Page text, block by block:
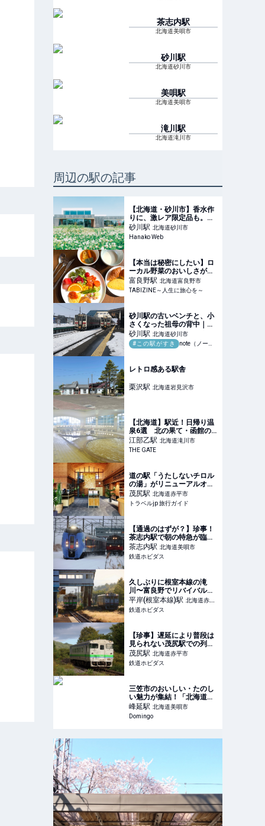
茶志内駅
北海道美唄市
砂川駅
北海道砂川市
美唄駅
北海道美唄市
滝川駅
北海道滝川市
周辺の駅の記事
【北海道・砂川市】香水作
りに、激レア限定品も。わ
ざわざ行きたい〈SHIRO〉
の工場見学
砂川駅 北海道砂川市
Hanako Web
【本当は秘密にしたい】ロ
ーカル野菜のおいしさが衝
撃！富良野のスタイリッシ
ュな「ノゾホテル」が実は
コスパ抜群 | TABIZINE～人
富良野駅 北海道富良野市
TABIZINE～人生に旅心を～
砂川駅の古いベンチと、小
さくなった祖母の背中｜知
恵蔵
砂川駅 北海道砂川市
#この駅がすき
note（ノート）
レトロ感ある駅舎
栗沢駅 北海道岩見沢市
【北海道】駅近！日帰り温
泉6選 北の果て・函館の
先っぽの温泉も鉄道＆路面
電車で | THE GATE
江部乙駅 北海道滝川市
THE GATE
道の駅「うたしないチロル
の湯」がリニューアルオー
プン！テーマはサスティナ
ブル | 北海道 | トラベルjp
旅行ガイド
茂尻駅 北海道赤平市
トラベルjp 旅行ガイド
【通過のはずが？】珍事！
茶志内駅で朝の特急が臨時
停車！ | 鉄道ホビダス
茶志内駅 北海道美唄市
鉄道ホビダス
久しぶりに根室本線の滝
川〜富良野でリバイバル急
行色のキハ40 1747が運用
に！ | 鉄道ホビダス
平岸(根室本線)駅 北海道赤平
市
鉄道ホビダス
【珍事】遅延により普段は
見られない茂尻駅での列車
交換【根室本線】 | 鉄道ホ
ビダス
茂尻駅 北海道赤平市
鉄道ホビダス
三笠市のおいしい・たのし
い魅力が集結！「北海道超
三笠フェスティバル！ with
雪ミク」アフターレポート
｜ Domingo
峰延駅 北海道美唄市
Domingo